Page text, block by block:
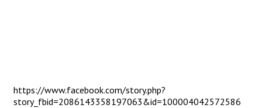
https://www.facebook.com/story.php?
story_fbid=2086143358197063&id=100004042572586